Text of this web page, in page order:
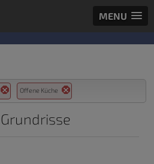
MENU
Offene Küche